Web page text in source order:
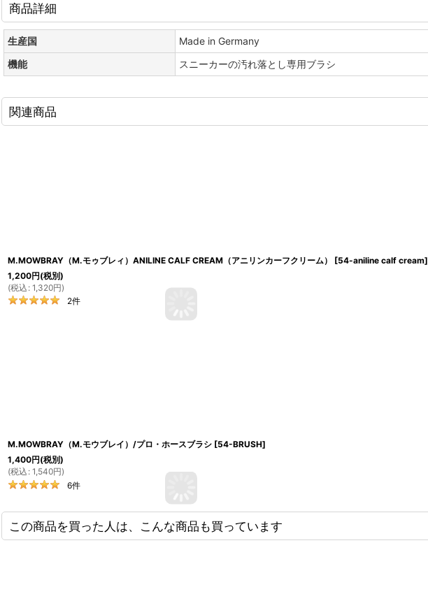
商品詳細
生産国
Made in Germany
機能
スニーカーの汚れ落とし専用ブラシ
関連商品
M.MOWBRAY（M.モゥブレィ）ANILINE CALF CREAM（アニリンカーフクリーム） [54-aniline calf cream]
1,200円(税別)
(税込 : 1,320円)
2件
M.MOWBRAY（M.モウブレイ）/プロ・ホースブラシ [54-BRUSH]
1,400円(税別)
(税込 : 1,540円)
6件
この商品を買った人は、こんな商品も買っています